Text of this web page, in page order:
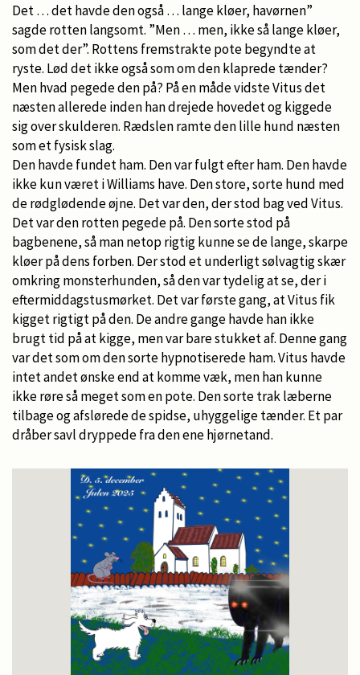
Det … det havde den også … lange kløer, havørnen”
sagde rotten langsomt. ”Men … men, ikke så lange kløer,
som det der”. Rottens fremstrakte pote begyndte at
ryste. Lød det ikke også som om den klaprede tænder?
Men hvad pegede den på? På en måde vidste Vitus det
næsten allerede inden han drejede hovedet og kiggede
sig over skulderen. Rædslen ramte den lille hund næsten
som et fysisk slag.
Den havde fundet ham. Den var fulgt efter ham. Den havde
ikke kun været i Williams have. Den store, sorte hund med
de rødglødende øjne. Det var den, der stod bag ved Vitus.
Det var den rotten pegede på. Den sorte stod på
bagbenene, så man netop rigtig kunne se de lange, skarpe
kløer på dens forben. Der stod et underligt sølvagtig skær
omkring monsterhunden, så den var tydelig at se, der i
eftermiddagstusmørket. Det var første gang, at Vitus fik
kigget rigtigt på den. De andre gange havde han ikke
brugt tid på at kigge, men var bare stukket af. Denne gang
var det som om den sorte hypnotiserede ham. Vitus havde
intet andet ønske end at komme væk, men han kunne
ikke røre så meget som en pote. Den sorte trak læberne
tilbage og afslørede de spidse, uhyggelige tænder. Et par
dråber savl dryppede fra den ene hjørnetand.